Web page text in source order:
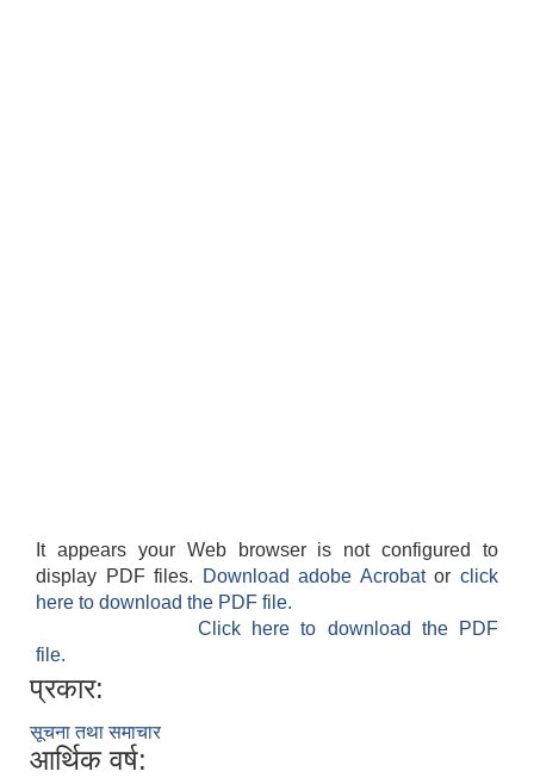
It appears your Web browser is not configured to
display PDF files.
Download adobe Acrobatorclick
here to download the PDF file.
Click here to download the PDF
file.
प्रकार:
सूचना तथा समाचार
आर्थिक वर्ष: